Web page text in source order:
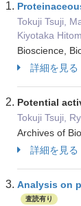
Tokuji Tsuji,
Kiyotaka
Bioscience,
詳細を見る
Potential
Tokuji Tsuji,
Archives of
詳細を見る
Analysis on
査読有り